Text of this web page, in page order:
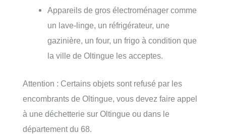
Appareils de gros électroménager comme
un lave-linge, un réfrigérateur, une
gazinière, un four, un frigo à condition que
la ville de Oltingue les acceptes.
Attention : Certains objets sont refusé par les
encombrants de Oltingue, vous devez faire appel
à une déchetterie sur Oltingue ou dans le
département du 68.